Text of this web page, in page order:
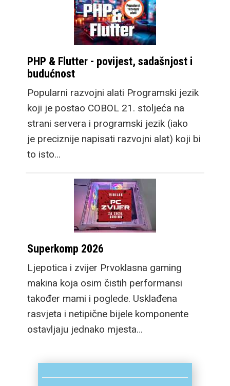
PHP & Flutter - povijest, sadašnjost i
budućnost
Popularni razvojni alati Programski jezik
koji je postao COBOL 21. stoljeća na
strani servera i programski jezik (iako
je preciznije napisati razvojni alat) koji bi
to isto…
Superkomp 2026
Ljepotica i zvijer Prvoklasna gaming
makina koja osim čistih performansi
također mami i poglede. Usklađena
rasvjeta i netipične bijele komponente
ostavljaju jednako mjesta…